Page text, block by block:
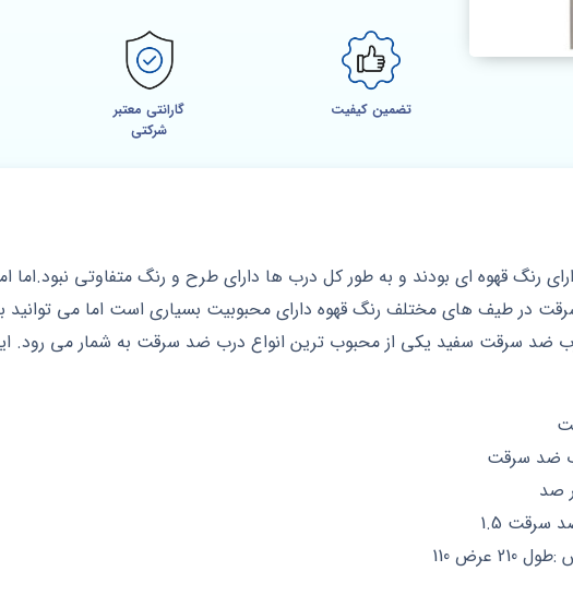
تضمین کیفیت
گارانتی معتبر
شرکتی
رنگ قهوه ای بودند و به طور کل درب ها دارای طرح و رنگ متفاوتی
در طیف های مختلف رنگ قهوه دارای محبوبیت بسیاری است اما می توانید
ضد سرقت سفید یکی از محبوب ترین انواع درب ضد سرقت به شمار می رود.
ضد سرقت
صد
1.5
110